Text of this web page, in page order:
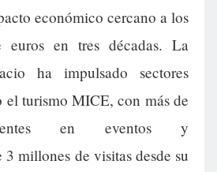
económico cercano a los
euros en tres décadas. La
ha impulsado sectores
el turismo MICE, con más de
en eventos y
millones de visitas desde su